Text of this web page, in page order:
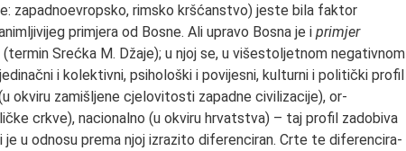
zapadnoevropsko, rimsko kršćanstvo) jeste bila faktor
primjera od Bo­sne. Ali upravo Bosna je i primjer
(termin Srećka M. Džaje); u njoj se, u višestoljetnom ne­gativnom
i kolektivni, psihološki i povijesni, kulturni i politički profil
okviru zamišljene cjelovitosti zapadne civilizacije), or­
crkve), nacionalno (u okviru hrvatstva) – taj profil zadobiva
je u odnosu prema njoj izrazito diferenciran. Crte te diferencira­